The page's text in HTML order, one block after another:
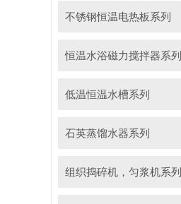
不锈钢恒温电热板系列
恒温水浴磁力搅拌器系列
低温恒温水槽系列
石英蒸馏水器系列
组织捣碎机，匀浆机系列